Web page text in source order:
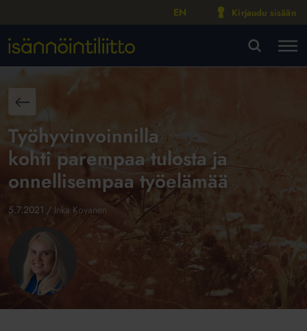
EN Kirjaudu sisään
Työhyvinvoinnilla
kohti parempaa tulosta ja
onnellisempaa työelämää
5.7.2021 / Inka Kovanen